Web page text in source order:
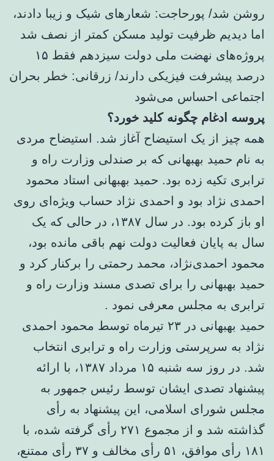
روشن شد/ پورحاجت: شعارهای شیک و زیبا دادند،
اما دیدیم ظرفیت تولید مسکن کمتر از نصف شد
پروژه‌های نهضت ملی دولت سیزدهم فقط ۱۵
درصد پیشرفت فیزیکی دارند/ زرقانی: خطر بحران
اجتماعی احساس می‌شود
پروسه ادغام چگونه کلید خورد؟
همه چیز از یک استیضاح آغاز شد. استیضاح مردی
به نام حمید بهبهانی که بر صندلی وزارت راه و
ترابری تکیه زده بود. حمید بهبهانی استاد محمود
احمدی نژاد بود و احمدی نژاد حساب ویژه‌ای روی
او باز کرده بود. در سال ۱۳۸۷، در حالی که یک
سال به پایان فعالیت دولت نهم باقی مانده بود،
محمود احمدی‌نژاد، محمد رحمتی را برکنار کرد و
حمید بهبهانی را برای تصدی مسند وزارت راه و
ترابری به مجلس معرفی نمود .
حمید بهبهانی در ۲۳ تیرماه توسط محمود احمدی
نژاد به سرپرستی وزارت راه و ترابری انتخاب
شد. در روز سه شنبه ۱۵ مرداد ۱۳۸۷، با ارائه
پیشنهاد تصدی ایشان توسط رئیس جمهور به
مجلس شورای اسلامی، این پیشنهاد به رأی
گذاشته شد و از مجموع ۲۷۱ رأی گرفته شده، با
۱۸۱ رأی موافق، ۵۱ رأی مخالف و ۳۷ رأی ممتنع،